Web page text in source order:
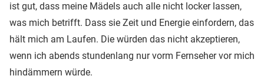
ist gut, dass meine Mädels auch alle nicht locker lassen,
was mich betrifft. Dass sie Zeit und Energie einfordern, das
hält mich am Laufen. Die würden das nicht akzeptieren,
wenn ich abends stundenlang nur vorm Fernseher vor mich
hindämmern würde.